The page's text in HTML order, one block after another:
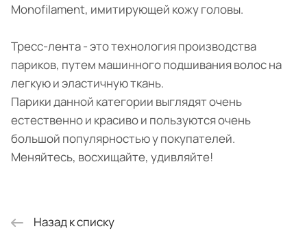
Monofilament, имитирующей кожу головы.
Тресс-лента - это технология производства
париков, путем машинного подшивания волос на
легкую и эластичную ткань.
Парики данной категории выглядят очень
естественно и красиво и пользуются очень
большой популярностью у покупателей.
Меняйтесь, восхищайте, удивляйте!
Назад к списку